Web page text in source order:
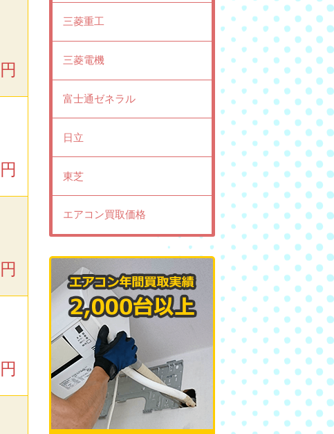
円
円
円
円
三菱重工
三菱電機
富士通ゼネラル
日立
東芝
エアコン買取価格